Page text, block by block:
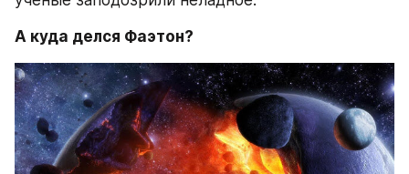
А куда делся Фаэтон?